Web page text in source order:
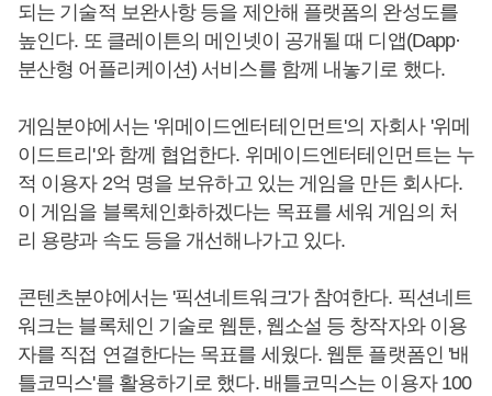
되는 기술적 보완사항 등을 제안해 플랫폼의 완성도를
높인다. 또 클레이튼의 메인넷이 공개될 때 디앱(Dapp·
분산형 어플리케이션) 서비스를 함께 내놓기로 했다.
게임분야에서는 '위메이드엔터테인먼트'의 자회사 '위메
이드트리'와 함께 협업한다. 위메이드엔터테인먼트는 누
적 이용자 2억 명을 보유하고 있는 게임을 만든 회사다.
이 게임을 블록체인화하겠다는 목표를 세워 게임의 처
리 용량과 속도 등을 개선해나가고 있다.
콘텐츠분야에서는 '픽션네트워크'가 참여한다. 픽션네트
워크는 블록체인 기술로 웹툰, 웹소설 등 창작자와 이용
자를 직접 연결한다는 목표를 세웠다. 웹툰 플랫폼인 '배
틀코믹스'를 활용하기로 했다. 배틀코믹스는 이용자 100